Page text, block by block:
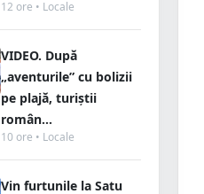
12 ore • Locale
VIDEO. După
„aventurile” cu bolizii
pe plajă, turiștii
român...
10 ore • Locale
Vin furtunile la Satu